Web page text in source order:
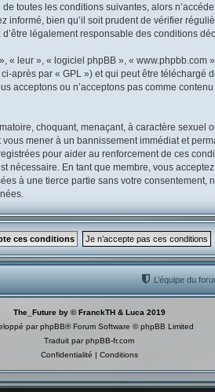
toutes les conditions suivantes, alors
informé, bien qu’il soit prudent de vérifier
légalement responsable des conditions
« leur », « logiciel phpBB », «
après par « GPL ») et qui peut être téléchargé
acceptons ou n’acceptons pas comme
choquant, menaçant, à caractère sexuel
mener à un bannissement immédiat et
pour aider au renforcement de ces
nécessaire. En tant que membre, vous
à une tierce partie sans votre consentement,
L’équipe du
The_Future by © FranckTH & Luca 2019
parphpBB® Forum Software © phpBB Limited
Traduit parphpBB-fr.com
Confidentialité | Conditions